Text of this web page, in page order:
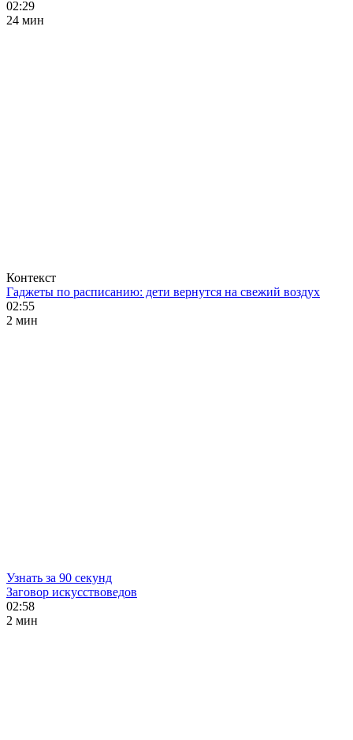
02:29
24 мин
Контекст
Гаджеты по расписанию: дети вернутся на свежий воздух
02:55
2 мин
Узнать за 90 секунд
Заговор искусствоведов
02:58
2 мин